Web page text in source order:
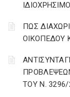
ΠΩΣ
ΟΙΚΟΠΕΔΟΥ
ΤΟΥ Ν. 3296/